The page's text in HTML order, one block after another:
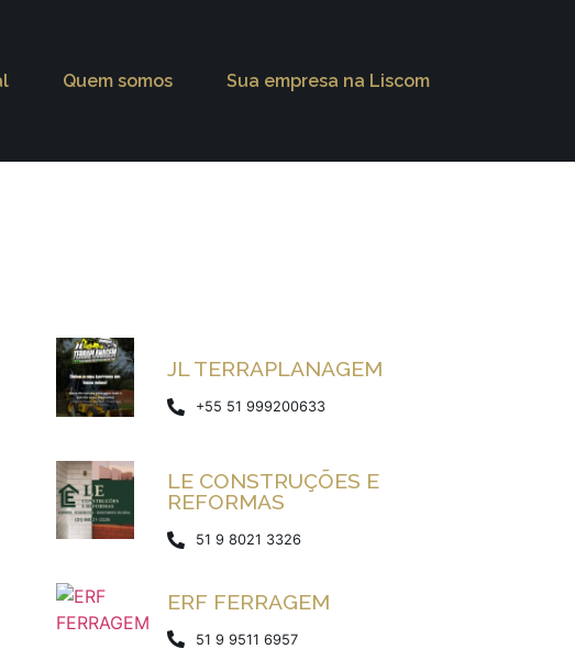
Quem somos Sua empresa na Liscom
JL TERRAPLANAGEM
+55 51 999200633
LE CONSTRUÇÕES E
REFORMAS
51 9 8021 3326
ERF FERRAGEM
51 9 9511 6957